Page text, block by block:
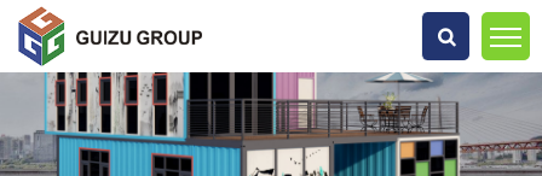
Ne Arıyorsun?